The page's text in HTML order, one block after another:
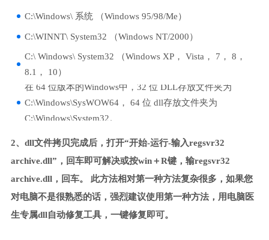
C:\Windows\ 系统 （Windows 95/98/Me）
C:\WINNT\ System32 （Windows NT/2000）
C:\ Windows\ System32 （Windows XP， Vista， 7， 8，
8.1， 10）
在 64 位版本的Windows中，32 位 DLL存放文件夹为
C:\Windows\SysWOW64， 64 位 dll存放文件夹为
C:\Windows\System32。
2、dll文件拷贝完成后，打开“开始-运行-输入regsvr32
archive.dll”，回车即可解决或按win＋R键，输regsvr32
archive.dll，回车。 此方法相对第一种方法复杂很多，如果您
对电脑不是很熟悉的话，强烈建议使用第一种方法，用电脑医
生专属dll自动修复工具，一键修复即可。